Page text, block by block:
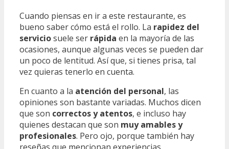
Cuando piensas en ir a este restaurante, es
bueno saber cómo está el rollo. La rapidez del
serviciosuele ser rápida en la mayoría de las
ocasiones, aunque algunas veces se pueden dar
un poco de lentitud. Así que, si tienes prisa, tal
vez quieras tenerlo en cuenta.
En cuanto a la atención del personal, las
opiniones son bastante variadas. Muchos dicen
que son correctos y atentos, e incluso hay
quienes destacan que son muy amables y
profesionales. Pero ojo, porque también hay
reseñas que mencionan experiencias